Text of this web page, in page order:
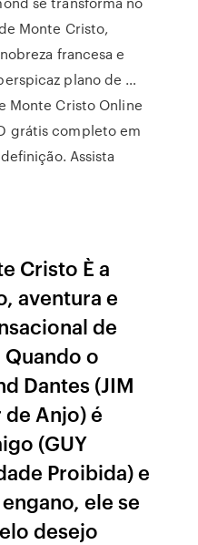
Monte Cristo,
francesa e
plano de …
Monte Cristo Online
grátis completo em
Assista
Cristo È a
aventura e
de
o
Dantes (JIM
de Anjo) é
(GUY
Proibida) e
ele se
desejo